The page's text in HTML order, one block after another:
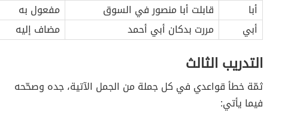
أبا
قابلت أبا منصور في السوق
مفعول به
أبي
مررت بدكان أبي أحمد مضاف إليه
التدريب الثالث
ثمّة خطأ قواعدي في كل جملة من الجمل الآتية، جده وصحّحه
فيما يأتي: